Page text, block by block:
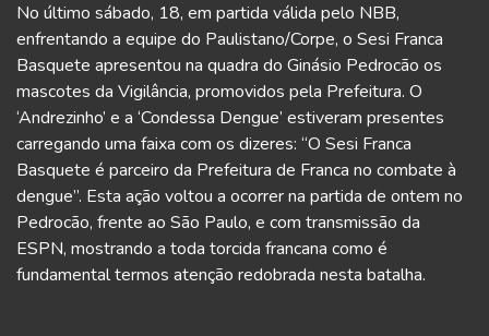
No último sábado, 18, em partida válida pelo NBB,
enfrentando a equipe do Paulistano/Corpe, o Sesi Franca
Basquete apresentou na quadra do Ginásio Pedrocão os
mascotes da Vigilância, promovidos pela Prefeitura. O
‘Andrezinho’ e a ‘Condessa Dengue’ estiveram presentes
carregando uma faixa com os dizeres: “O Sesi Franca
Basquete é parceiro da Prefeitura de Franca no combate à
dengue”. Esta ação voltou a ocorrer na partida de ontem no
Pedrocão, frente ao São Paulo, e com transmissão da
ESPN, mostrando a toda torcida francana como é
fundamental termos atenção redobrada nesta batalha.